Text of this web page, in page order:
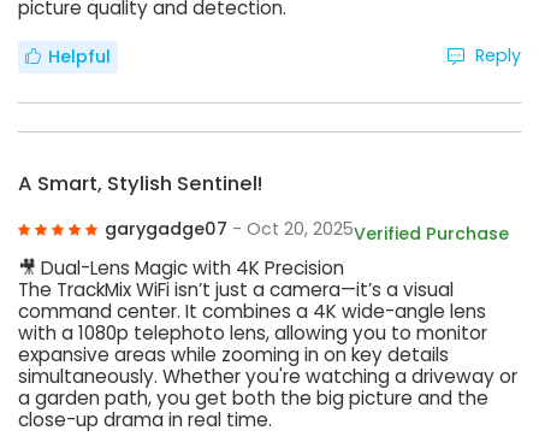
picture quality and detection.
Helpful Reply
A Smart, Stylish Sentinel!
garygadge07 - Oct 20, 2025Verified Purchase
🎥 Dual-Lens Magic with 4K Precision
The TrackMix WiFi isn’t just a camera—it’s a visual
command center. It combines a 4K wide-angle lens
with a 1080p telephoto lens, allowing you to monitor
expansive areas while zooming in on key details
simultaneously. Whether you're watching a driveway or
a garden path, you get both the big picture and the
close-up drama in real time.